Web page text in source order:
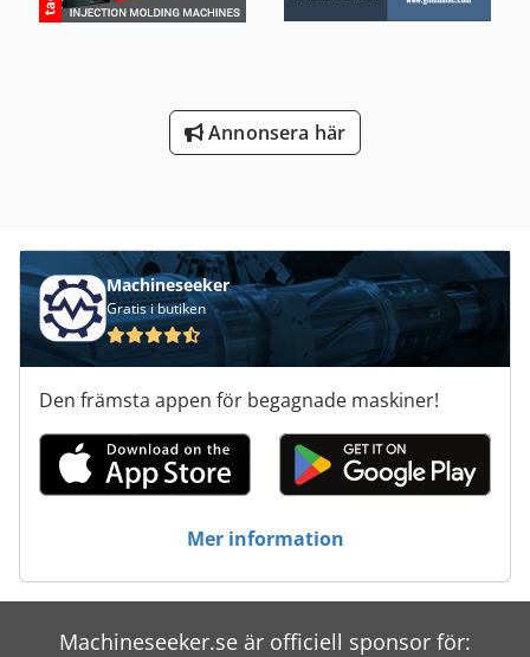
Annonsera här
Machineseeker
Gratis i butiken
Den främsta appen för begagnade maskiner!
Mer information
Machineseeker.se är officiell sponsor för: